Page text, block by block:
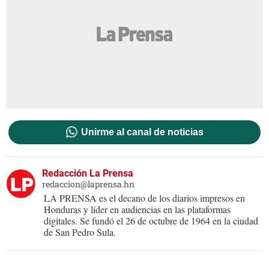
Unirme al canal de noticias
Redacción La Prensa
redaccion@laprensa.hn
LA PRENSA es el decano de los diarios impresos en
Honduras y líder en audiencias en las plataformas
digitales. Se fundó el 26 de octubre de 1964 en la ciudad
de San Pedro Sula.